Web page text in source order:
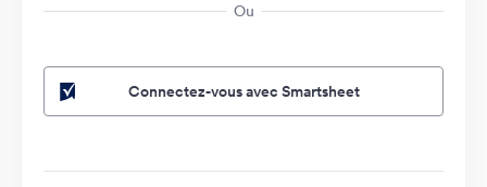
Ou
Connectez-vous avec Smartsheet